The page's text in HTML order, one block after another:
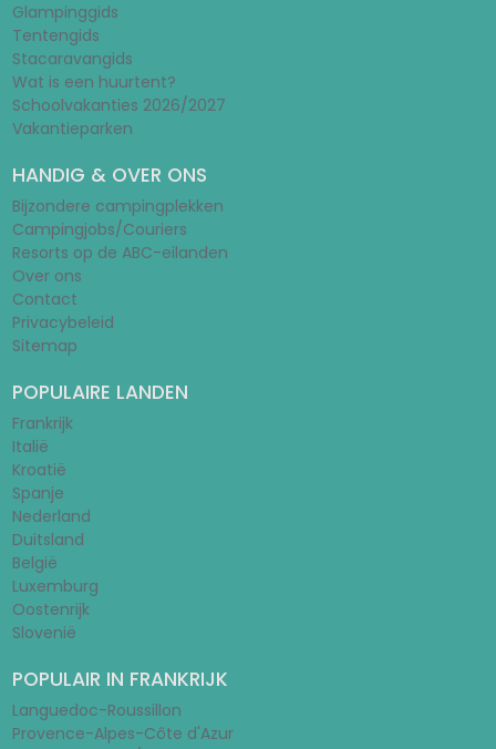
Glampinggids
Tentengids
Stacaravangids
Wat is een huurtent?
Schoolvakanties 2026/2027
Vakantieparken
HANDIG & OVER ONS
Bijzondere campingplekken
Campingjobs/Couriers
Resorts op de ABC-eilanden
Over ons
Contact
Privacybeleid
Sitemap
POPULAIRE LANDEN
Frankrijk
Italië
Kroatië
Spanje
Nederland
Duitsland
België
Luxemburg
Oostenrijk
Slovenië
POPULAIR IN FRANKRIJK
Languedoc-Roussillon
Provence-Alpes-Côte d'Azur